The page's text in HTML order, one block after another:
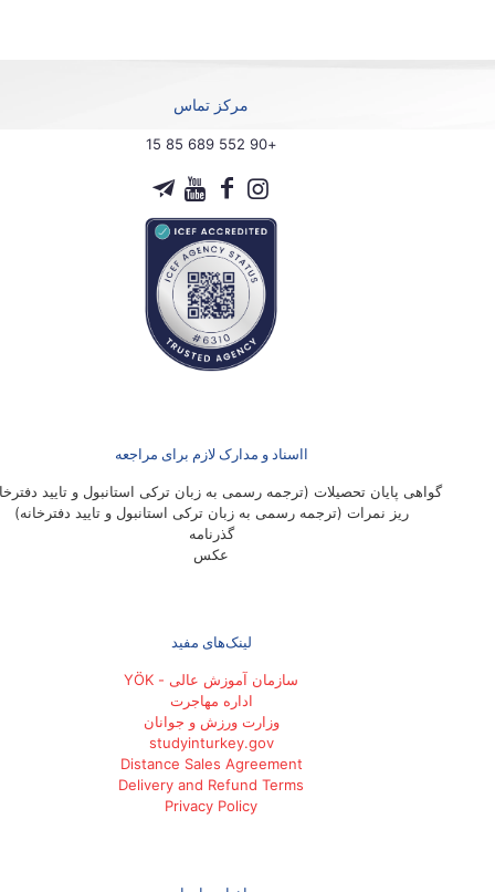
مرکز تماس
+90 552 689 85 15
ااسناد و مدارک لازم برای مراجعه
گواهی پایان تحصیلات (ترجمه رسمی به زبان ترکی استانبول و تایید
ریز نمرات (ترجمه رسمی به زبان ترکی استانبول و تایید دفترخانه)
گذرنامه
عکس
لینک‌های مفید
سازمان آموزش عالی - YÖK
اداره مهاجرت
وزارت ورزش و جوانان
studyinturkey.gov
Distance Sales Agreement
Delivery and Refund Terms
Privacy Policy